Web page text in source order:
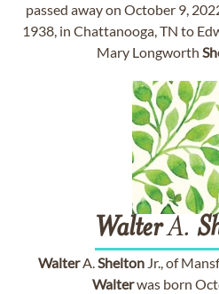
passed away on October 9,
1938, in Chattanooga, TN to
Mary Longworth
WalterA.
WalterA.SheltonJr., of
Walterwas born